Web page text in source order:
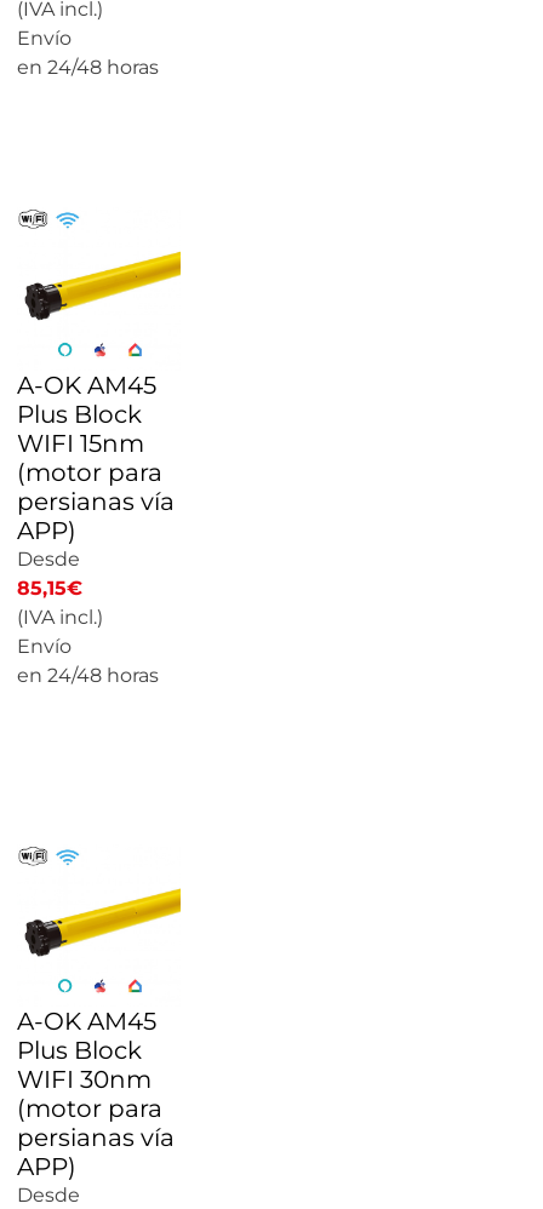
(IVA incl.)
Envío
en 24/48 horas
A-OK AM45
Plus Block
WIFI 15nm
(motor para
persianas vía
APP)
Desde
85,15€
(IVA incl.)
Envío
en 24/48 horas
A-OK AM45
Plus Block
WIFI 30nm
(motor para
persianas vía
APP)
Desde